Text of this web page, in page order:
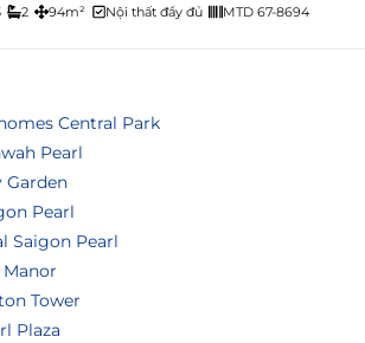
2 94m² Nội thất đầy đủ MTD 67-8694
Central Park
Pearl
Garden
Pearl
Saigon Pearl
Manor
Tower
Plaza